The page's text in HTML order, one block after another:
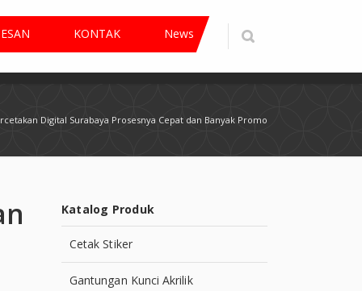
KONTAK News
Digital Surabaya Prosesnya Cepat dan Banyak Promo
Katalog Produk
Cetak Stiker
Gantungan Kunci Akrilik